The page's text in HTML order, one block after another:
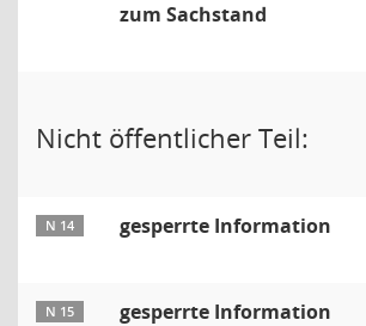
zum Sachstand
Nicht öffentlicher Teil:
N 14 gesperrte Information
N 15 gesperrte Information